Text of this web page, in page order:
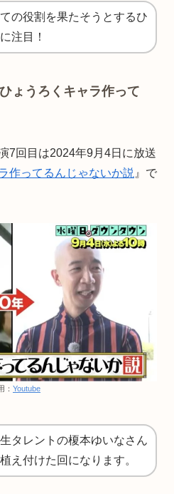
の役割を果たそうとするひ
注目！
ょうろくキャラ作って
7回目は2024年9月4日に放送
作ってるんじゃないか説 』で
： Youtube
タレントの榎本ゆいなさん
え付けた回になります。